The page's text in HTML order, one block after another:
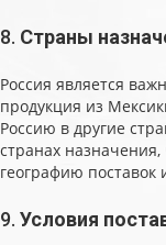
8. Страны
Россия является
продукция из
Россию в другие
странах
географию поставок
9. Условия